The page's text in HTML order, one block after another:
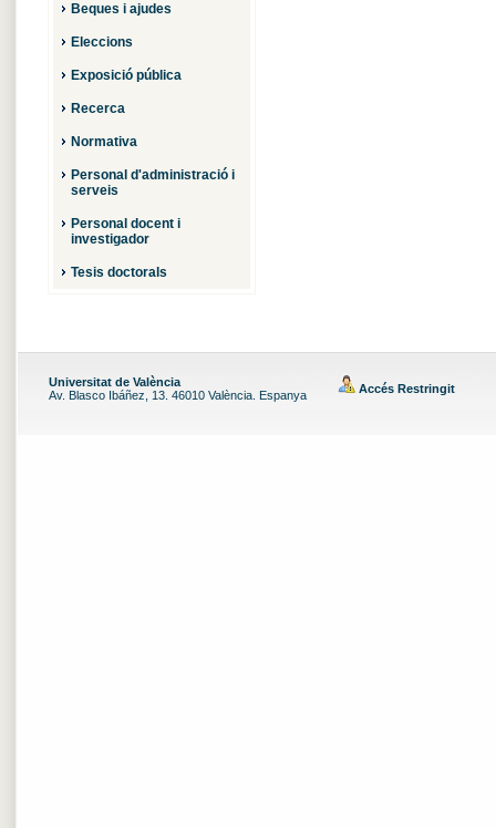
Beques i ajudes
Eleccions
Exposició pública
Recerca
Normativa
Personal d'administració i
serveis
Personal docent i
investigador
Tesis doctorals
Universitat de València
Av. Blasco Ibáñez, 13. 46010 València. Espanya
Accés Restringit